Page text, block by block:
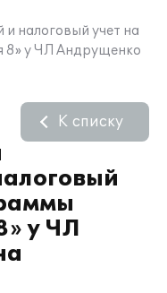
налоговый учет на
8» у ЧЛ Андрущенко
у ЧЛ
К списку